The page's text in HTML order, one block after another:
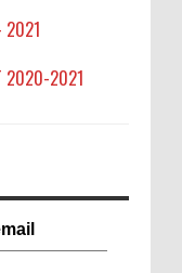
2020-2021